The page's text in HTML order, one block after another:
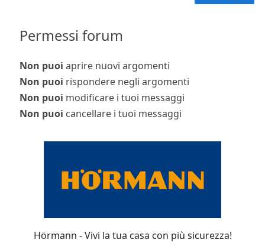
Permessi forum
Non puoi aprire nuovi argomenti
Non puoi rispondere negli argomenti
Non puoi modificare i tuoi messaggi
Non puoi cancellare i tuoi messaggi
Hörmann - Vivi la tua casa con più sicurezza!